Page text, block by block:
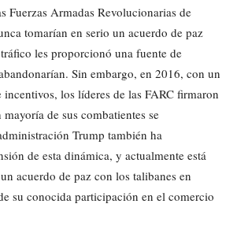
Fuerzas Armadas Revolucionarias de
tomarían en serio un acuerdo de paz
les proporcionó una fuente de
Sin embargo, en 2016, con un
los líderes de las FARC firmaron
de sus combatientes se
Trump también ha
de esta dinámica, y actualmente está
acuerdo de paz con los talibanes en
su conocida participación en el comercio